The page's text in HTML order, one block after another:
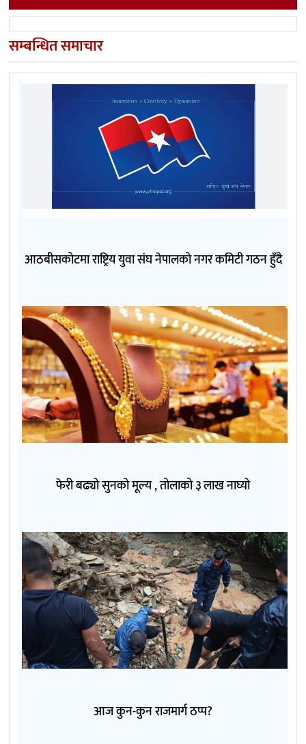
सम्बन्धित समाचार
आठबीसकोटमा राष्ट्रिय युवा संघ नेपालको नगर कमिटी गठन हुँदै
फेरी बढ्यो सुनको मूल्य , तोलाको ३ लाख नाघ्यो
आज कुन-कुन राजमार्ग ठप्प?